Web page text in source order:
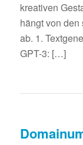
kreativen
hängt von
ab. 1.
GPT-3: […]